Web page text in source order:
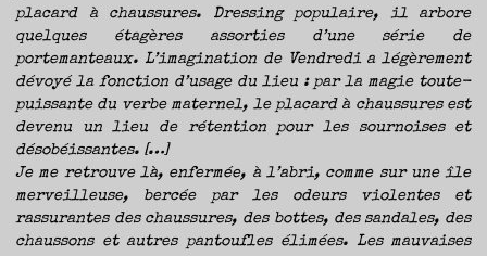
placard à chaussures. Dressing populaire, il arbore
quelques étagères assorties d’une série de
portemanteaux. L’imagination de Vendredi a légèrement
dévoyé la fonction d’usage du lieu : par la magie toute-
puissante du verbe maternel, le placard à chaussures est
devenu un lieu de rétention pour les sournoises et
désobéissantes. […]
Je me retrouve là, enfermée, à l’abri, comme sur une île
merveilleuse, bercée par les odeurs violentes et
rassurantes des chaussures, des bottes, des sandales, des
chaussons et autres pantoufles élimées. Les mauvaises